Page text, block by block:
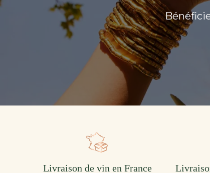
Livraison de vin en France